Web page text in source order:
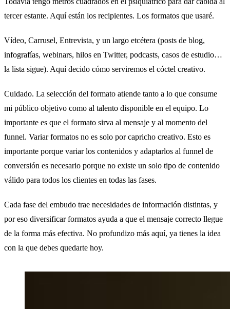
tercer estante. Aquí están los recipientes. Los formatos que usaré.
Vídeo, Carrusel, Entrevista, y un largo etcétera (posts de blog,
infografías, webinars, hilos en Twitter, podcasts, casos de estudio…
la lista sigue). Aquí decido cómo serviremos el cóctel creativo.
Cuidado. La selección del formato atiende tanto a lo que consume
mi público objetivo como al talento disponible en el equipo. Lo
importante es que el formato sirva al mensaje y al momento del
funnel. Variar formatos no es solo por capricho creativo. Esto es
importante porque variar los contenidos y adaptarlos al funnel de
conversión es necesario porque no existe un solo tipo de contenido
válido para todos los clientes en todas las fases.
Cada fase del embudo trae necesidades de información distintas, y
por eso diversificar formatos ayuda a que el mensaje correcto llegue
de la forma más efectiva. No profundizo más aquí, ya tienes la idea
con la que debes quedarte hoy.